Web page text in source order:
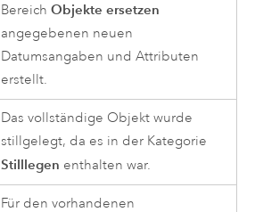
BereichObjekte ersetzen
angegebenen neuen
Datumsangaben und Attributen
erstellt.
Das vollständige Objekt wurde
stillgelegt, da es in der Kategorie
Stilllegen enthalten war.
Für den vorhandenen